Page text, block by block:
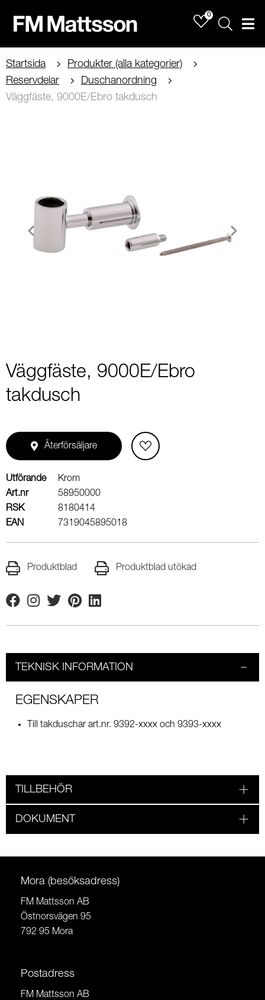
0
Sök
Startsida
Produkter (alla kategorier)
Reservdelar
Duschanordning
Väggfäste, 9000E/Ebro takdusch
Väggfäste, 9000E/Ebro
takdusch
Återförsäljare
Utförande
Krom
Art.nr
58950000
RSK
8180414
EAN
7319045895018
Produktblad Produktblad utökad
FacebookInstagram
TwitterPinterestLinkedin
TEKNISK INFORMATION
EGENSKAPER
Till takduschar art.nr. 9392-xxxx och 9393-xxxx
TILLBEHÖR
DOKUMENT
Mora (besöksadress)
FM Mattsson AB
Östnorsvägen 95
792 95 Mora
Postadress
FM Mattsson AB